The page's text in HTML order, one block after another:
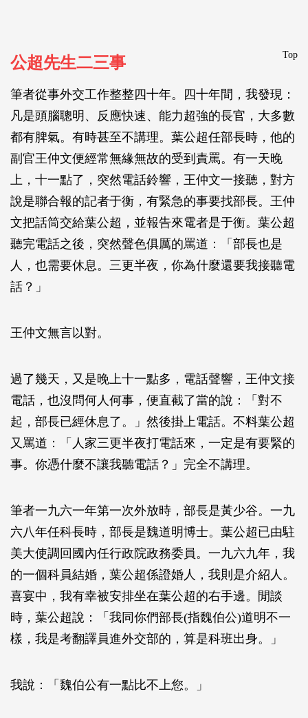
Top
公超先生二三事
筆者從事外交工作整整四十年。四十年間，我發現：
凡是頭腦聰明、反應快速、能力超強的長官，大多數
都有脾氣。有時甚至不講理。葉公超任部長時，他的
副官王仲文便經常無緣無故的受到責罵。有一天晚
上，十一點了，突然電話鈴響，王仲文一接聽，對方
說是聯合報的記者于衡，有緊急的事要找部長。王仲
文把話筒交給葉公超，並報告來電者是于衡。葉公超
聽完電話之後，突然聲色俱厲的罵道：「部長也是
人，也需要休息。三更半夜，你為什麼還要我接聽電
話？」
王仲文無言以對。
過了幾天，又是晚上十一點多，電話聲響，王仲文接
電話，也沒問何人何事，便直截了當的說：「對不
起，部長已經休息了。」然後掛上電話。不料葉公超
又罵道：「人家三更半夜打電話來，一定是有要緊的
事。你憑什麼不讓我聽電話？」完全不講理。
筆者一九六一年第一次外放時，部長是黃少谷。一九
六八年任科長時，部長是魏道明博士。葉公超已由駐
美大使調回國內任行政院政務委員。一九六九年，我
的一個科員結婚，葉公超係證婚人，我則是介紹人。
喜宴中，我有幸被安排坐在葉公超的右手邊。閒談
時，葉公超說：「我同你們部長(指魏伯公)道明不一
樣，我是考翻譯員進外交部的，算是科班出身。」
我說：「魏伯公有一點比不上您。」